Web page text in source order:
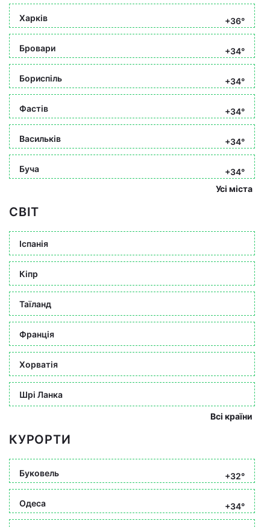
Харків +36°
Бровари +34°
Бориспіль +34°
Фастів +34°
Васильків +34°
Буча
+34°
Усі міста
СВІТ
Іспанія
Кіпр
Таїланд
Франція
Хорватія
Шрі Ланка
Всі країни
КУРОРТИ
Буковель +32°
Одеса +34°